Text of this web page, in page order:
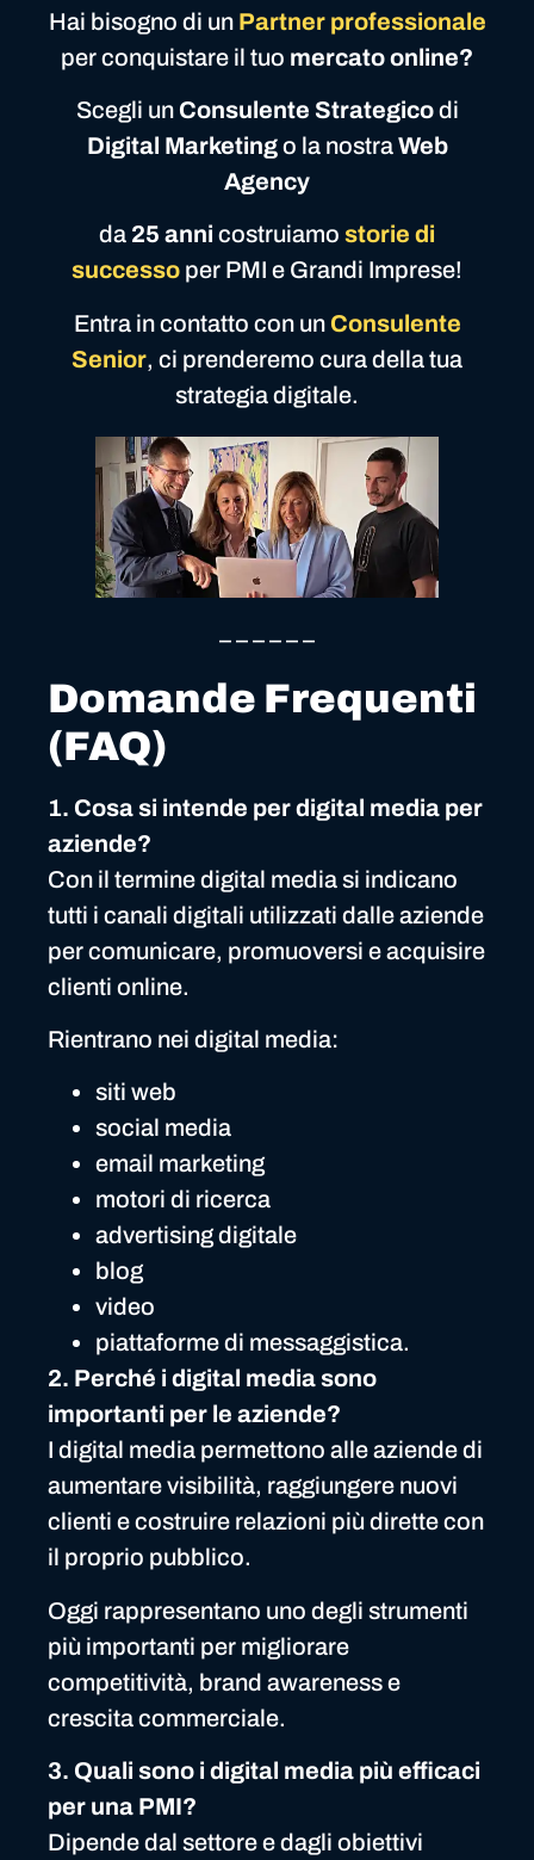
Hai bisogno di un Partner professionale
per conquistare il tuo mercato online?
Scegli un Consulente Strategicodi
Digital Marketingo la nostraWeb
Agency
da 25 anni costruiamo storie di
successo per PMI e Grandi Imprese!
Entra in contatto con un Consulente
Senior, ci prenderemo cura della tua
strategia digitale.
– – – – – –
Domande Frequenti
(FAQ)
1. Cosa si intende per digital media per
aziende?
Con il termine digital media si indicano
tutti i canali digitali utilizzati dalle aziende
per comunicare, promuoversi e acquisire
clienti online.
Rientrano nei digital media:
siti web
social media
email marketing
motori di ricerca
advertising digitale
blog
video
piattaforme di messaggistica.
2. Perché i digital media sono
importanti per le aziende?
I digital media permettono alle aziende di
aumentare visibilità, raggiungere nuovi
clienti e costruire relazioni più dirette con
il proprio pubblico.
Oggi rappresentano uno degli strumenti
più importanti per migliorare
competitività, brand awareness e
crescita commerciale.
3. Quali sono i digital media più efficaci
per una PMI?
Dipende dal settore e dagli obiettivi